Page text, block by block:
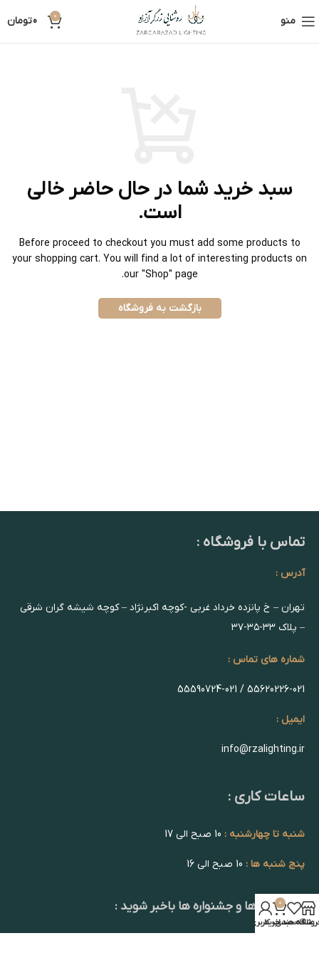
منو 0
0تومان
سبد خرید شما در حال حاضر خالی
است.
Before proceed to checkout you must add some products to
your shopping cart. You will find a lot of interesting products on
our "Shop" page.
بازگشت به فروشگاه
تماس با فروشگاه :
آدرس :
تهران – خ پانزده خرداد غربی -کوچه اکبرنژاد – کوچه شیشه گران شرقی
– پلاک ۳۳-۳۵-۳۷
شماره های تماس :
55620226-021 / 55590724-021
ایمیل :
info@rzalighting.ir
ساعات کاری :
شنبه تا چهارشنبه :
پنج شنبه ها :
از تخفیف ها و جشنواره ها باخبر شوید :
علاقه مندی
0
سبد خرید
حساب کاربری من